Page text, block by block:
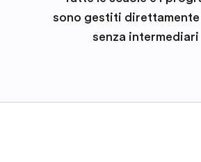
sono gestiti direttamente
senza intermediari